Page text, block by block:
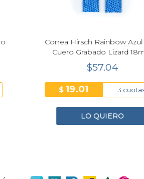
Correa Hirsch Rainbow Azul
Cuero Grabado Lizard
$57.04
$19.01 3 cuotas
LO QUIERO